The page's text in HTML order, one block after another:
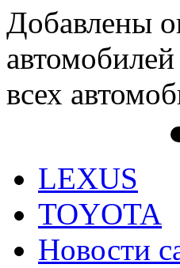
Добавлены
автомобилей
всех
LEXUS
TOYOTA
Новости